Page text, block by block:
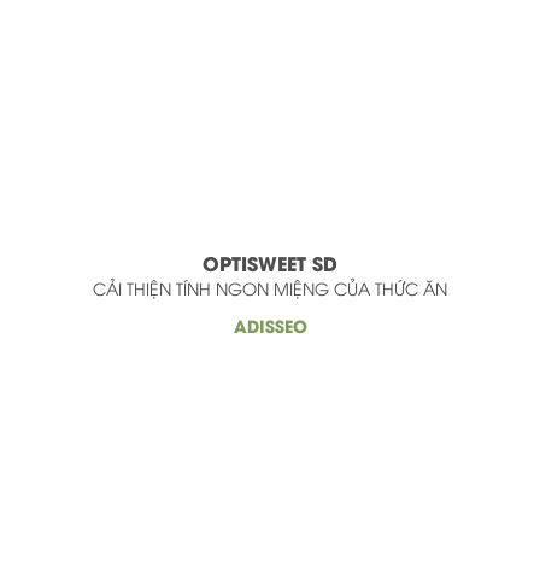
OPTISWEET SD
CẢI THIỆN TÍNH NGON MIỆNG CỦA THỨC ĂN
ADISSEO